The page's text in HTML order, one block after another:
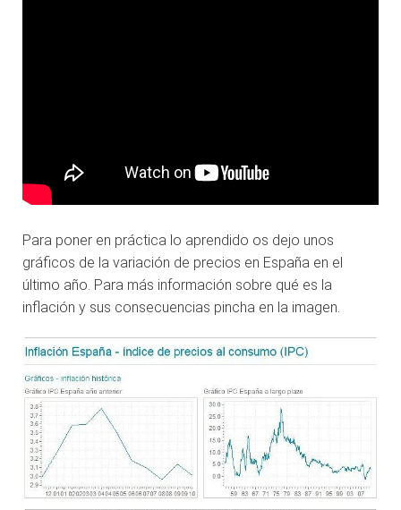
Para poner en práctica lo aprendido os dejo unos
gráficos de la variación de precios en España en el
último año. Para más información sobre qué es la
inflación y sus consecuencias pincha en la imagen.